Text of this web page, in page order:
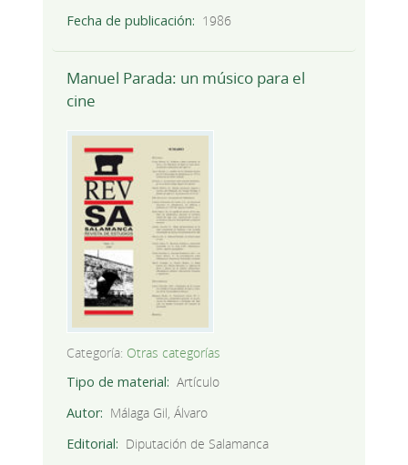
Fecha de publicación
1986
Manuel Parada: un músico para el
cine
Categoría: Otras categorías
Tipo de material
Artículo
Autor
Málaga Gil, Álvaro
Editorial
Diputación de Salamanca